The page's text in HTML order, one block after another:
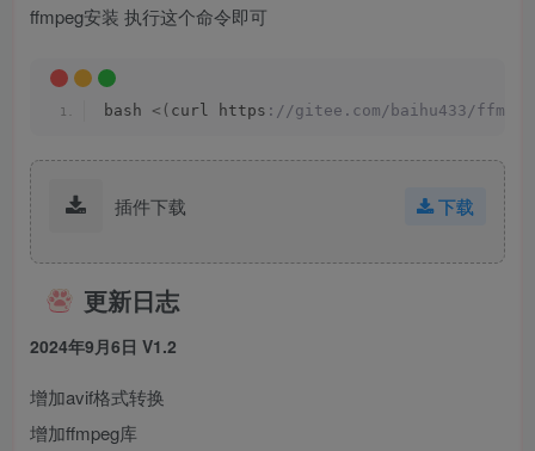
ffmpeg安装 执行这个命令即可
bash <( curl https ://gitee.com/baihu433/
插件下载 下载
更新日志
2024年9月6日 V1.2
增加avif格式转换
增加ffmpeg库